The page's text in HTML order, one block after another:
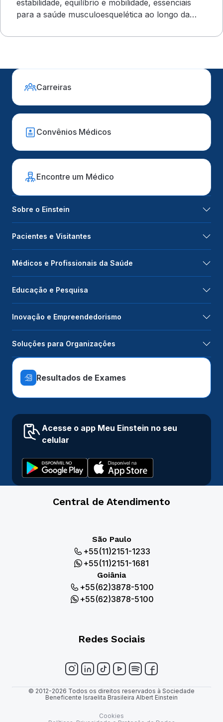
estabilidade, equilíbrio e mobilidade, essenciais
para a saúde musculoesquelética ao longo da
Carreiras
Convênios Médicos
Encontre um Médico
Sobre o Einstein
Pacientes e Visitantes
Médicos e Profissionais da Saúde
Educação e Pesquisa
Inovação e Empreendedorismo
Soluções para Organizações
Resultados de Exames
Acesse o app Meu Einstein no seu
celular
Central de Atendimento
São Paulo
+55(11)2151-1233
+55(11)2151-1681
Goiânia
+55(62)3878-5100
+55(62)3878-5100
Redes Sociais
© 2012-2026 Todos os direitos reservados à Sociedade
Beneficente Israelita Brasileira Albert Einstein
Cookies